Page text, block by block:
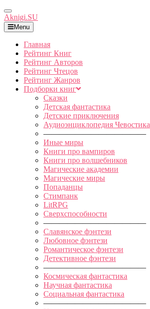
Toggle
Navigation
Aknigi.SU
Menu
Главная
Рейтинг Книг
Рейтинг Авторов
Рейтинг Чтецов
Рейтинг Жанров
Подборки книг
Сказки
Детская фантастика
Детские приключения
Аудиоэнциклопедия Чевостика
—————————————
Иные миры
Книги про вампиров
Книги про волшебников
Магические академии
Магические миры
Попаданцы
Стимпанк
LitRPG
Сверхспособности
—————————————
Славянское фэнтези
Любовное фэнтези
Романтическое фэнтези
Детективное фэнтези
—————————————
Космическая фантастика
Научная фантастика
Социальная фантастика
—————————————